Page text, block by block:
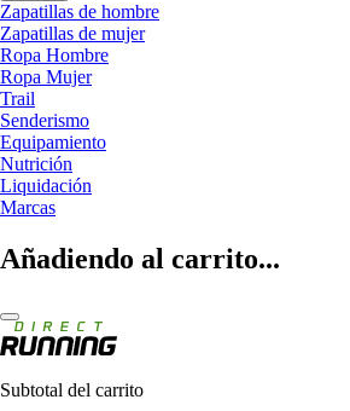
Zapatillas de hombre
Zapatillas de mujer
Ropa Hombre
Ropa Mujer
Trail
Senderismo
Equipamiento
Nutrición
Liquidación
Marcas
Añadiendo al carrito...
Subtotal del carrito